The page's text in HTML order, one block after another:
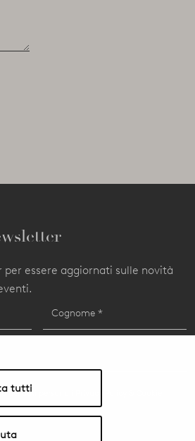
tutti
essere aggiornati sulle novità
dei dati personali